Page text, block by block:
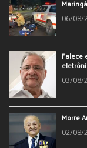
Maringá
06/08/
Falece
03/08/
Morre
02/08/